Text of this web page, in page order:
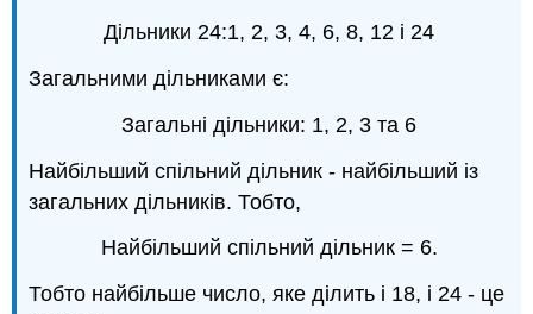
Дільники 24:1, 2, 3, 4, 6, 8, 12 і 24
Загальними дільниками є:
Загальні дільники: 1, 2, 3 та 6
Найбільший спільний дільник - найбільший із
загальних дільників. Тобто,
Найбільший спільний дільник = 6.
Тобто найбільше число, яке ділить і 18, і 24 - це